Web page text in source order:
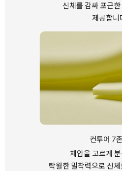
신체를 감싸포근한
제공합니
컨투어 7
체압을 고르게
탁월한 밀착력으로 신